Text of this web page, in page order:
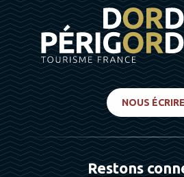
NOUS ÉCRIRE
Restons